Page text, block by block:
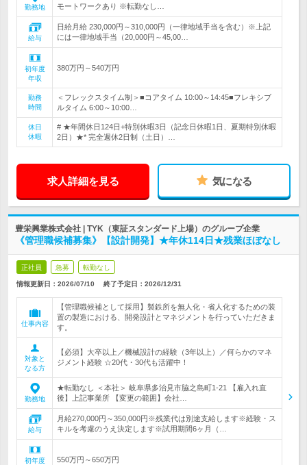
勤務地
モートワークあり ※転勤なし…
給与
日給月給 230,000円～310,000円（一律地域手当を含む）※上記
には一律地域手当（20,000円～45,00…
初年度
年収
380万円～540万円
勤務
時間
＜フレックスタイム制＞■コアタイム 10:00～14:45■フレキシブ
ルタイム 6:00～10:00…
休日
休暇
# ★年間休日124日+特別休暇3日（記念日休暇1日、夏期特別休暇
2日）★* 完全週休2日制（土日）…
求人詳細を見る 気になる
豊栄興業株式会社 | TYK（東証スタンダード上場）のグループ企業
《管理職候補募集》【設計開発】★年休114日★残業ほぼなし
正社員 急募 転勤なし
情報更新日：2026/07/10 終了予定日： 2026/12/31
仕事内容
【管理職候補として採用】製鉄所を無人化・省人化するための装
置の製造における、開発設計とマネジメントを行っていただきま
す。
対象と
なる方
【必須】大卒以上／機械設計の経験（3年以上）／何らかのマネ
ジメント経験 ☆20代・30代も活躍中！
勤務地
★転勤なし ＜本社＞ 岐阜県多治見市脇之島町1-21 【雇入れ直
後】上記事業所 【変更の範囲】会社…
給与
月給270,000円～350,000円※残業代は別途支給します※経験・ス
キルを考慮のうえ決定します※試用期間6ヶ月（…
初年度
550万円～650万円